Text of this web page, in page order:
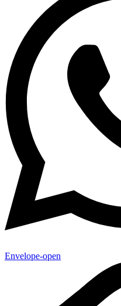
Envelope-open